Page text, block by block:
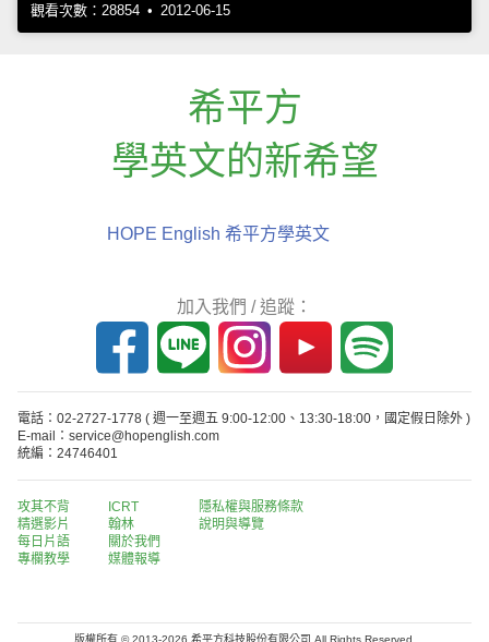
觀看次數：28854 • 2012-06-15
希平方
學英文的新希望
HOPE English 希平方學英文
加入我們 / 追蹤：
電話：02-2727-1778 ( 週一至週五 9:00-12:00、13:30-18:00，國定假日除外 )
E-mail：service@hopenglish.com
統編：24746401
攻其不背
精選影片
每日片語
專欄教學
ICRT
翰林
關於我們
媒體報導
隱私權與服務條款
說明與導覽
版權所有 © 2013-2026 希平方科技股份有限公司 All Rights Reserved.